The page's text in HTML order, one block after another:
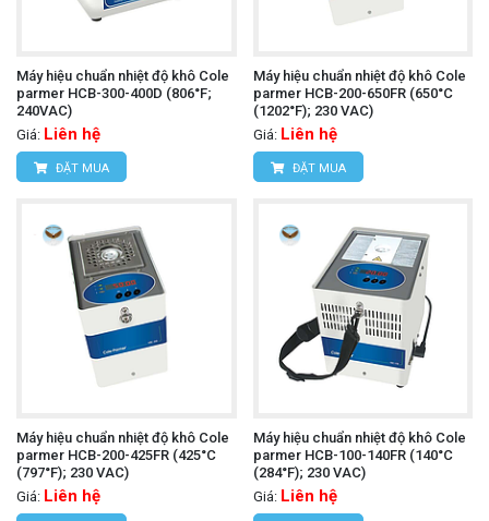
Máy hiệu chuẩn nhiệt độ khô Cole
parmer HCB-300-400D (806°F;
240VAC)
Giá: Liên hệ
ĐẶT MUA
Máy hiệu chuẩn nhiệt độ khô Cole
parmer HCB-200-650FR (650°C
(1202°F); 230 VAC)
Giá: Liên hệ
ĐẶT MUA
Máy hiệu chuẩn nhiệt độ khô Cole
parmer HCB-200-425FR (425°C
(797°F); 230 VAC)
Giá: Liên hệ
Máy hiệu chuẩn nhiệt độ khô Cole
parmer HCB-100-140FR (140°C
(284°F); 230 VAC)
Giá: Liên hệ